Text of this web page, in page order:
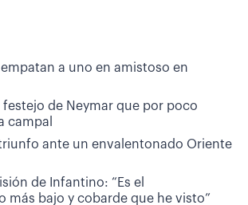
empatan a uno en amistoso en
festejo de Neymar que por poco
campal
ante un envalentonado Oriente
de Infantino: “Es el
más bajo y cobarde que he visto”